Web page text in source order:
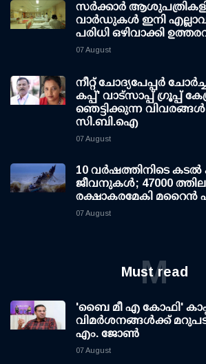
സര്‍ക്കാര്‍
വാര്‍ഡുകള്‍ ഇനി
പരിധി ഒഴിവാക്കി
07 August
നീറ്റ് ചോദ്യപേപ്പര്‍
കപ്പ്' വാട്സാപ്പ് ഗ്രൂപ്പ്
ഞെട്ടിക്കുന്ന
സി.ബി.ഐ
07 August
10 വര്‍ഷത്തിനിടെ കടല്‍
ജീവനുകള്‍; 47000
രക്ഷാകരമേകി മറൈന്‍
07 August
Must read
M
'ബൈ മീ എ കോഫി'
വിമര്‍ശനങ്ങള്‍ക്ക്
എം. ജോണ്‍
07 August